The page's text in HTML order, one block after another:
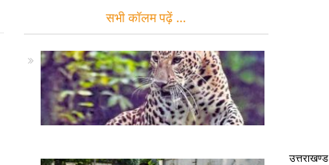
सभी कॉलम पढ़ें …
उत्तराखण्ड